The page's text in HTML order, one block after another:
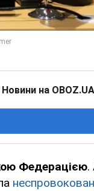
на
Федерацією.